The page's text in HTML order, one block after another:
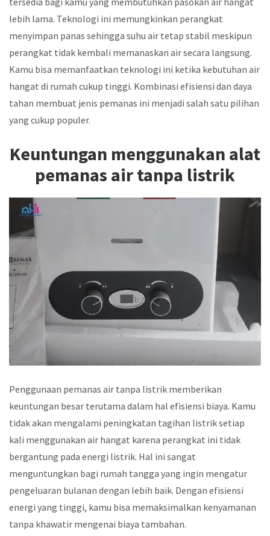
lebih lama. Teknologi ini memungkinkan perangkat
menyimpan panas sehingga suhu air tetap stabil meskipun
perangkat tidak kembali memanaskan air secara langsung.
Kamu bisa memanfaatkan teknologi ini ketika kebutuhan air
hangat di rumah cukup tinggi. Kombinasi efisiensi dan daya
tahan membuat jenis pemanas ini menjadi salah satu pilihan
yang cukup populer.
Keuntungan menggunakan alat
pemanas air tanpa listrik
Penggunaan pemanas air tanpa listrik memberikan
keuntungan besar terutama dalam hal efisiensi biaya. Kamu
tidak akan mengalami peningkatan tagihan listrik setiap
kali menggunakan air hangat karena perangkat ini tidak
bergantung pada energi listrik. Hal ini sangat
menguntungkan bagi rumah tangga yang ingin mengatur
pengeluaran bulanan dengan lebih baik. Dengan efisiensi
energi yang tinggi, kamu bisa memaksimalkan kenyamanan
tanpa khawatir mengenai biaya tambahan.